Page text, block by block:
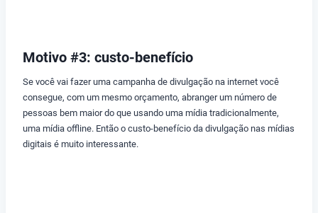
Motivo #3: custo-benefício
Se você vai fazer uma campanha de divulgação na internet você
consegue, com um mesmo orçamento, abranger um número de
pessoas bem maior do que usando uma mídia tradicionalmente,
uma mídia offline. Então o custo-benefício da divulgação nas mídias
digitais é muito interessante.